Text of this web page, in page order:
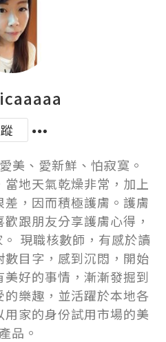
美、愛新鮮、怕寂寞。
地天氣乾燥非常，加上
，因而積極護膚。護膚
跟朋友分享護膚心得，
現職核數師，有感於讀
目字，感到沉悶，開始
好的事情，漸漸發掘到
樂趣，並活躍於本地各
家的身份試用市場的美
品。